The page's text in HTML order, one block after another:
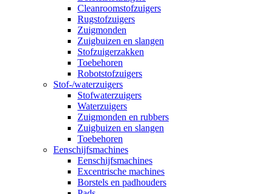
Cleanroomstofzuigers
Rugstofzuigers
Zuigmonden
Zuigbuizen en slangen
Stofzuigerzakken
Toebehoren
Robotstofzuigers
Stof-/waterzuigers
Stofwaterzuigers
Waterzuigers
Zuigmonden en rubbers
Zuigbuizen en slangen
Toebehoren
Eenschijfsmachines
Eenschijfsmachines
Excentrische machines
Borstels en padhouders